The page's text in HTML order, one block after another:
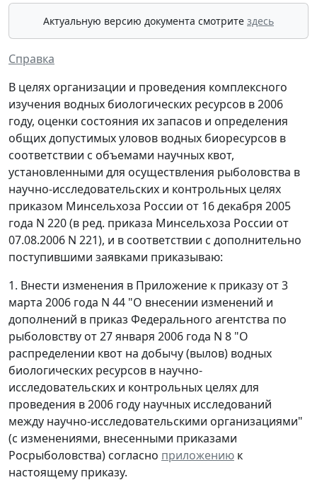
Актуальную версию документа смотрите здесь
Справка
В целях организации и проведения комплексного
изучения водных биологических ресурсов в 2006
году, оценки состояния их запасов и определения
общих допустимых уловов водных биоресурсов в
соответствии с объемами научных квот,
установленными для осуществления рыболовства в
научно-исследовательских и контрольных целях
приказом Минсельхоза России от 16 декабря 2005
года N 220 (в ред. приказа Минсельхоза России от
07.08.2006 N 221), и в соответствии с дополнительно
поступившими заявками приказываю:
1. Внести изменения в Приложение к приказу от 3
марта 2006 года N 44 "О внесении изменений и
дополнений в приказ Федерального агентства по
рыболовству от 27 января 2006 года N 8 "О
распределении квот на добычу (вылов) водных
биологических ресурсов в научно-
исследовательских и контрольных целях для
проведения в 2006 году научных исследований
между научно-исследовательскими организациями"
(с изменениями, внесенными приказами
Росрыболовства) согласно приложению к
настоящему приказу.